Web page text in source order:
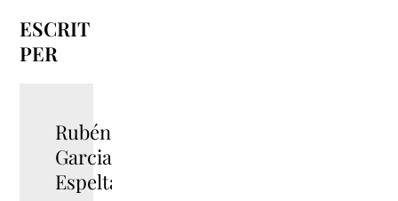
ESCRIT
PER
Rubén
Garcia
Espelta